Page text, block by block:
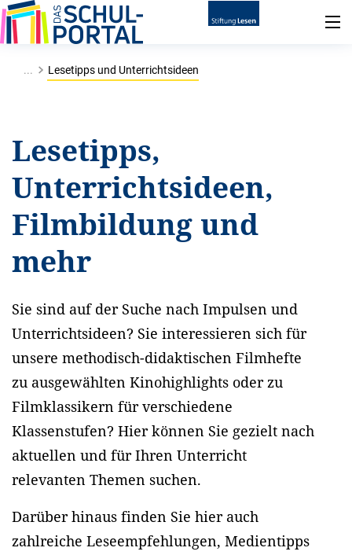
... Lesetipps und Unterrichtsideen
Lesetipps,
Unterrichtsideen,
Filmbildung und
mehr
Sie sind auf der Suche nach Impulsen und
Unterrichtsideen? Sie interessieren sich für
unsere methodisch-didaktischen Filmhefte
zu ausgewählten Kinohighlights oder zu
Filmklassikern für verschiedene
Klassenstufen? Hier können Sie gezielt nach
aktuellen und für Ihren Unterricht
relevanten Themen suchen.
Darüber hinaus finden Sie hier auch
zahlreiche Leseempfehlungen, Medientipps